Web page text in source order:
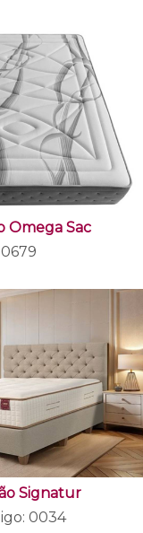
Omega Sac
0679
Signatur
0034